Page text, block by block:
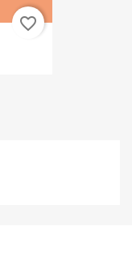
favorite_border